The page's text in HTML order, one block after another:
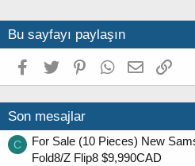
Bu sayfayı paylaşın
Facebook
Twitter PinterestWhatsApp
E-posta
Son mesajlar
C
For Sale (10 Pieces) New
Fold8/Z Flip8 $9,990CAD